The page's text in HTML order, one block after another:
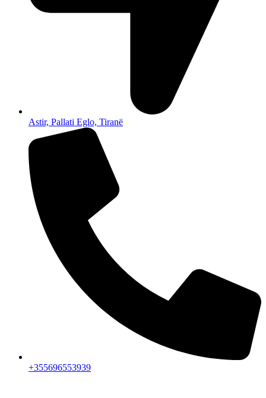
Astir, Pallati Eglo, Tiranë
+355696553939